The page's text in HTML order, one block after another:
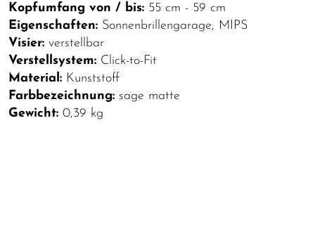
Kopfumfang von / bis: 55 cm - 59 cm
Eigenschaften: Sonnenbrillengarage, MIPS
Visier: verstellbar
Verstellsystem: Click-to-Fit
Material: Kunststoff
Farbbezeichnung: sage matte
Gewicht: 0,39 kg